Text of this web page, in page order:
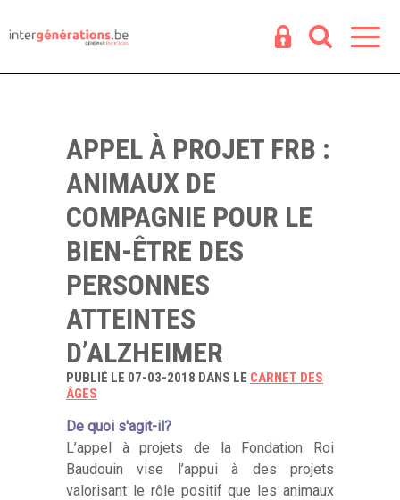
APPEL À PROJET FRB :
ANIMAUX DE
COMPAGNIE POUR LE
BIEN-ÊTRE DES
PERSONNES
ATTEINTES
D’ALZHEIMER
PUBLIÉ LE 07-03-2018 DANS LE CARNET DES
ÂGES
De quoi s'agit-il?
L’appel à projets de la Fondation Roi
Baudouin vise l’appui à des projets
valorisant le rôle positif que les animaux